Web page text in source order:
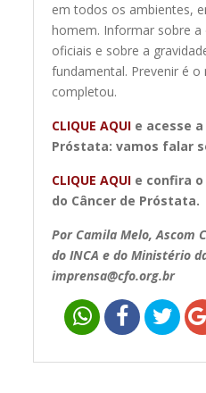
em todos os ambientes,
homem. Informar sobre a
oficiais e sobre a
fundamental. Prevenir é o
completou.
CLIQUE AQUI e acesse
Próstata: vamos falar
CLIQUE AQUI e confira
do Câncer de Próstata.
Por Camila Melo, Ascom
do INCA e do Ministério
imprensa@cfo.org.br